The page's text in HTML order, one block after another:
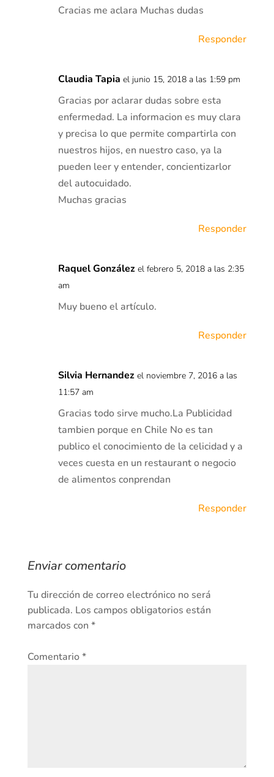
Cracias me aclara Muchas dudas
Responder
Claudia Tapia el junio 15, 2018 a las 1:59 pm
Gracias por aclarar dudas sobre esta
enfermedad. La informacion es muy clara
y precisa lo que permite compartirla con
nuestros hijos, en nuestro caso, ya la
pueden leer y entender, concientizarlor
del autocuidado.
Muchas gracias
Responder
Raquel González el febrero 5, 2018 a las 2:35
am
Muy bueno el artículo.
Responder
Silvia Hernandez el noviembre 7, 2016 a las
11:57 am
Gracias todo sirve mucho.La Publicidad
tambien porque en Chile No es tan
publico el conocimiento de la celicidad y a
veces cuesta en un restaurant o negocio
de alimentos conprendan
Responder
Enviar comentario
Tu dirección de correo electrónico no será
publicada. Los campos obligatorios están
marcados con *
Comentario*